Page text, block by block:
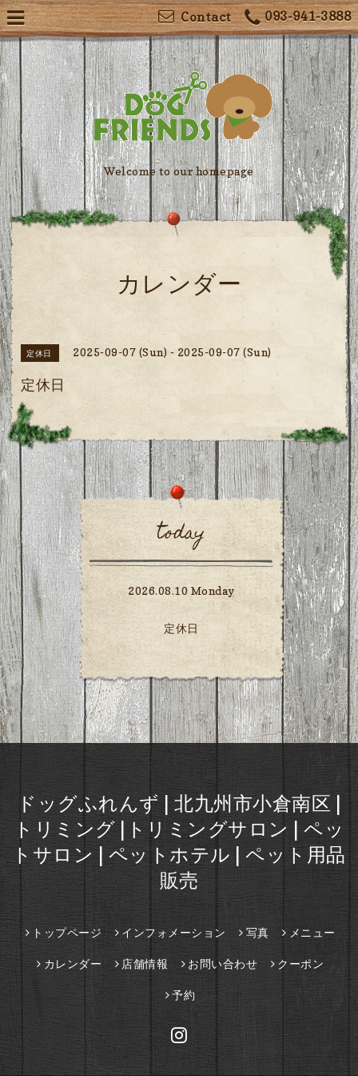
093-941-3888
Contact
Welcome to our homepage
カレンダー
定休日 2025-09-07 (Sun) - 2025-09-07 (Sun)
定休日
today
2026.08.10 Monday
定休日
ドッグふれんず | 北九州市小倉南区 |
トリミング |トリミングサロン | ペッ
トサロン | ペットホテル | ペット用品
販売
トップページ インフォメーション 写真 メニュー
カレンダー 店舗情報 お問い合わせ クーポン
予約